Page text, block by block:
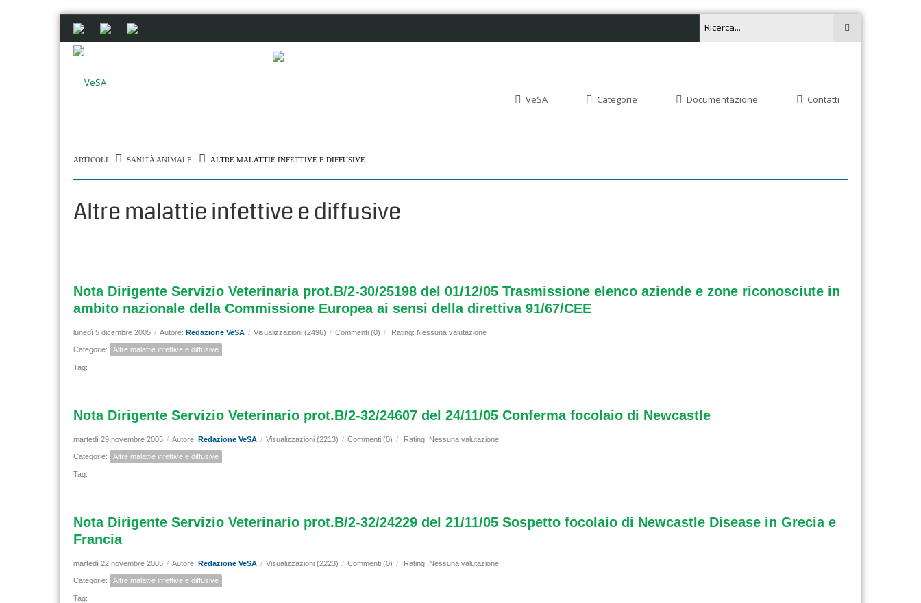
VeSA Categorie Documentazione Contatti
ARTICOLI SANITÀ ANIMALE ALTRE MALATTIE INFETTIVE E DIFFUSIVE
Altre malattie infettive e diffusive
Nota Dirigente Servizio Veterinaria prot.B/2-30/25198 del 01/12/05 Trasmissione elenco aziende e zone riconosciute in
ambito nazionale della Commissione Europea ai sensi della direttiva 91/67/CEE
lunedì 5 dicembre 2005 / Autore: Redazione VeSA / Visualizzazioni (2496) / Commenti (0) / Rating: Nessuna valutazione
Categorie: Altre malattie infettive e diffusive
Tag:
Nota Dirigente Servizio Veterinario prot.B/2-32/24607 del 24/11/05 Conferma focolaio di Newcastle
martedì 29 novembre 2005 / Autore: Redazione VeSA / Visualizzazioni (2213) / Commenti (0) / Rating: Nessuna valutazione
Categorie: Altre malattie infettive e diffusive
Tag:
Nota Dirigente Servizio Veterinario prot.B/2-32/24229 del 21/11/05 Sospetto focolaio di Newcastle Disease in Grecia e
Francia
martedì 22 novembre 2005 / Autore: Redazione VeSA / Visualizzazioni (2223) / Commenti (0) / Rating: Nessuna valutazione
Categorie: Altre malattie infettive e diffusive
Tag: